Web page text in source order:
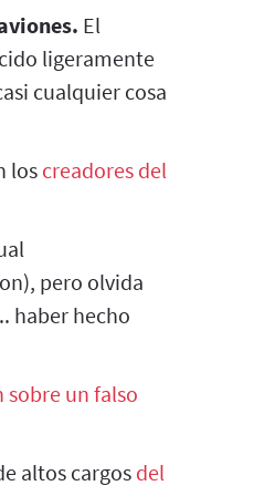
El
ligeramente
cualquier cosa
los creadores del
pero olvida
haber hecho
un falso
altos cargos del